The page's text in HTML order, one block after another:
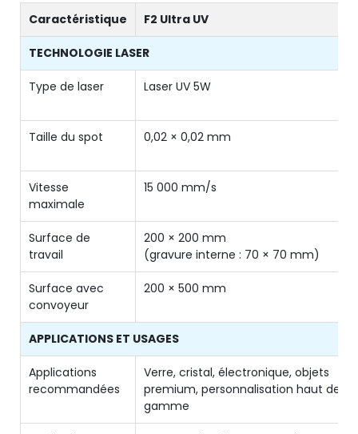
Caractéristique F2 Ultra UV
TECHNOLOGIE LASER
Type de laser Laser UV 5W
Taille du spot 0,02 × 0,02 mm
Vitesse
maximale
15 000 mm/s
Surface de
travail
200 × 200 mm
(gravure interne : 70 × 70 mm)
Surface avec
convoyeur
200 × 500 mm
APPLICATIONS ET USAGES
Applications
recommandées
Verre, cristal, électronique, objets
premium, personnalisation haut de
gamme